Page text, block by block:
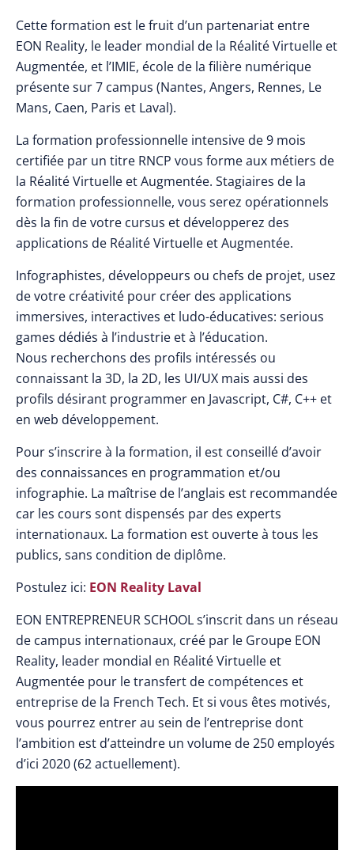
Cette formation est le fruit d’un partenariat entre
EON Reality, le leader mondial de la Réalité Virtuelle et
Augmentée, et l’IMIE, école de la filière numérique
présente sur 7 campus (Nantes, Angers, Rennes, Le
Mans, Caen, Paris et Laval).
La formation professionnelle intensive de 9 mois
certifiée par un titre RNCP vous forme aux métiers de
la Réalité Virtuelle et Augmentée. Stagiaires de la
formation professionnelle, vous serez opérationnels
dès la fin de votre cursus et développerez des
applications de Réalité Virtuelle et Augmentée.
Infographistes, développeurs ou chefs de projet, usez
de votre créativité pour créer des applications
immersives, interactives et ludo-éducatives: serious
games dédiés à l’industrie et à l’éducation.
Nous recherchons des profils intéressés ou
connaissant la 3D, la 2D, les UI/UX mais aussi des
profils désirant programmer en Javascript, C#, C++ et
en web développement.
Pour s’inscrire à la formation, il est conseillé d’avoir
des connaissances en programmation et/ou
infographie. La maîtrise de l’anglais est recommandée
car les cours sont dispensés par des experts
internationaux. La formation est ouverte à tous les
publics, sans condition de diplôme.
Postulez ici: EON Reality Laval
EON ENTREPRENEUR SCHOOL s’inscrit dans un réseau
de campus internationaux, créé par le Groupe EON
Reality, leader mondial en Réalité Virtuelle et
Augmentée pour le transfert de compétences et
entreprise de la French Tech. Et si vous êtes motivés,
vous pourrez entrer au sein de l’entreprise dont
l’ambition est d’atteindre un volume de 250 employés
d’ici 2020 (62 actuellement).